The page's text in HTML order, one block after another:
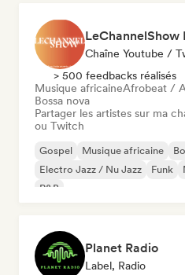
LeChannelShow
Chaîne Youtube /
> 500 feedbacks réalisés
Musique africaineAfrobeat /
Bossa nova
Partager les artistes sur ma
ou Twitch
Gospel Musique africaine
Electro Jazz / Nu Jazz
Funk
R&B
Planet Radio
Label, Radio